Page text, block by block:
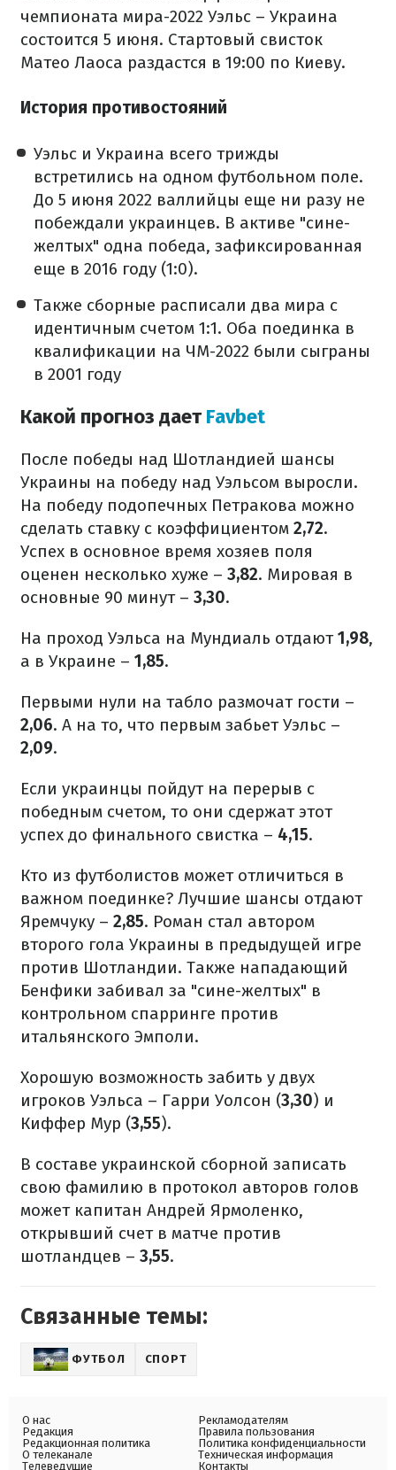
чемпионата мира-2022 Уэльс – Украина
состоится 5 июня. Стартовый свисток
Матео Лаоса раздастся в 19:00 по Киеву.
История противостояний
Уэльс и Украина всего трижды
встретились на одном футбольном поле.
До 5 июня 2022 валлийцы еще ни разу не
побеждали украинцев. В активе "сине-
желтых" одна победа, зафиксированная
еще в 2016 году (1:0).
Также сборные расписали два мира с
идентичным счетом 1:1. Оба поединка в
квалификации на ЧМ-2022 были сыграны
в 2001 году
Какой прогноз даетFavbet
После победы над Шотландией шансы
Украины на победу над Уэльсом выросли.
На победу подопечных Петракова можно
сделать ставку с коэффициентом 2,72.
Успех в основное время хозяев поля
оценен несколько хуже – 3,82. Мировая в
основные 90 минут – 3,30.
На проход Уэльса на Мундиаль отдают1,98,
а в Украине – 1,85.
Первыми нули на табло размочат гости –
2,06. А на то, что первым забьет Уэльс –
2,09.
Если украинцы пойдут на перерыв с
победным счетом, то они сдержат этот
успех до финального свистка – 4,15.
Кто из футболистов может отличиться в
важном поединке? Лучшие шансы отдают
Яремчуку – 2,85. Роман стал автором
второго гола Украины в предыдущей игре
против Шотландии. Также нападающий
Бенфики забивал за "сине-желтых" в
контрольном спарринге против
итальянского Эмполи.
Хорошую возможность забить у двух
игроков Уэльса – Гарри Уолсон (3,30) и
Киффер Мур (3,55).
В составе украинской сборной записать
свою фамилию в протокол авторов голов
может капитан Андрей Ярмоленко,
открывший счет в матче против
шотландцев – 3,55.
Связанные темы:
ФУТБОЛ СПОРТ
О нас
Редакция
Редакционная политика
О телеканале
Телеведущие
Рекламодателям
Правила пользования
Политика конфиденциальности
Техническая информация
Контакты